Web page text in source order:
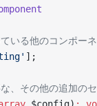
いる他のコンポー
];
、その他の追加の